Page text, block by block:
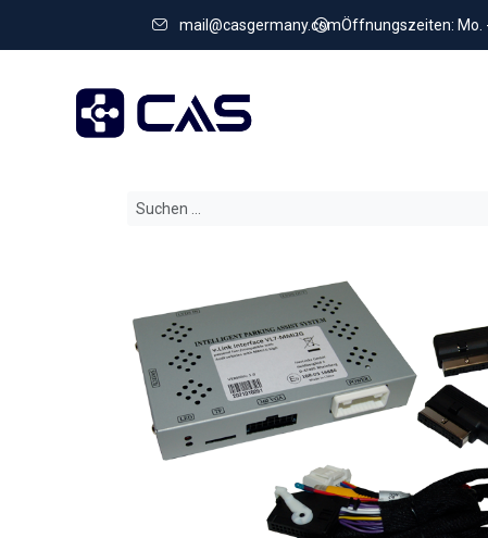
mail@casgermany.comÖffnungszeiten: Mo.